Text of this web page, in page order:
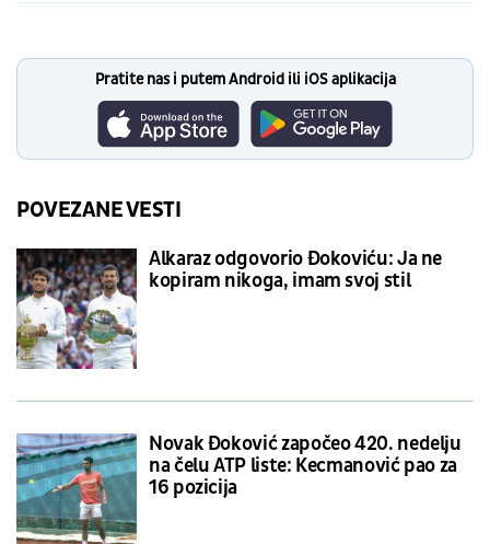
Pratite nas i putem Android ili iOS aplikacija
POVEZANE VESTI
Alkaraz odgovorio Đokoviću: Ja ne
kopiram nikoga, imam svoj stil
Novak Đoković započeo 420. nedelju
na čelu ATP liste: Kecmanović pao za
16 pozicija